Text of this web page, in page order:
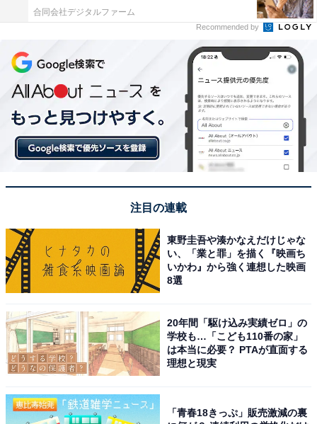
合同会社デジタルファーム
Recommended by
注目の連載
東野圭吾や湊かなえだけじゃな
い、「業と罪」を描く『映画ち
いかわ』から強く連想した映画
8選
20年間「駆け込み実績ゼロ」の
学校も…「こども110番の家」
は本当に必要？ PTAが直面する
理想と現実
「青春18きっぷ」販売激減の裏